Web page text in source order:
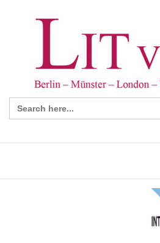
Search
for: